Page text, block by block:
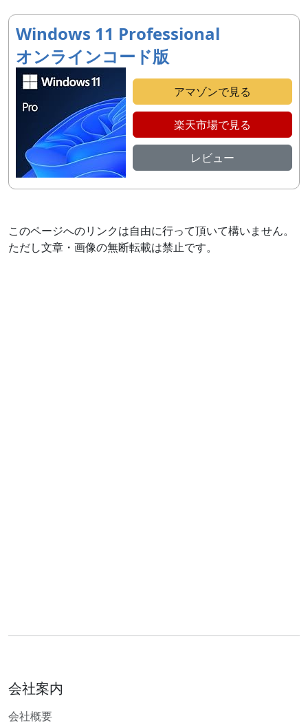
Windows 11 Professional
オンラインコード版
アマゾンで見る
楽天市場で見る
レビュー
このページへのリンクは自由に行って頂いて構いません。
ただし文章・画像の無断転載は禁止です。
会社案内
会社概要